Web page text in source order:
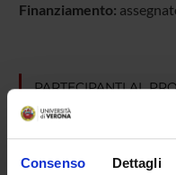
Consenso Dettagli
Finanziamento:
PARTECIPANTI AL
Alberto Zamo'